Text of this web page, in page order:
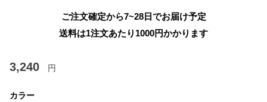
ご注文確定から7~28日でお届け予定
送料は1注文あたり 1000円かかります
3,240 円
カラー